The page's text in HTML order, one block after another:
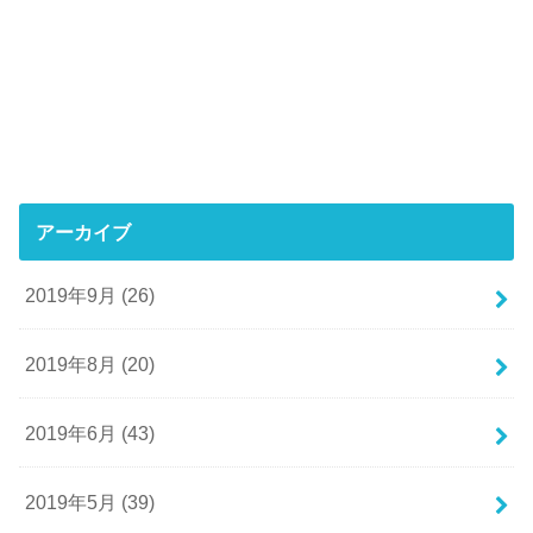
アーカイブ
2019年9月 (26)
2019年8月 (20)
2019年6月 (43)
2019年5月 (39)